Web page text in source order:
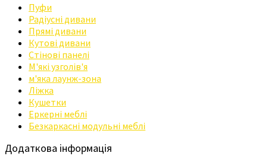
Пуфи
Радіусні дивани
Прямі дивани
Кутові дивани
Стінові панелі
М'які узголів'я
м'яка лаунж-зона
Ліжка
Кушетки
Еркерні меблі
Безкаркасні модульні меблі
Додаткова інформація